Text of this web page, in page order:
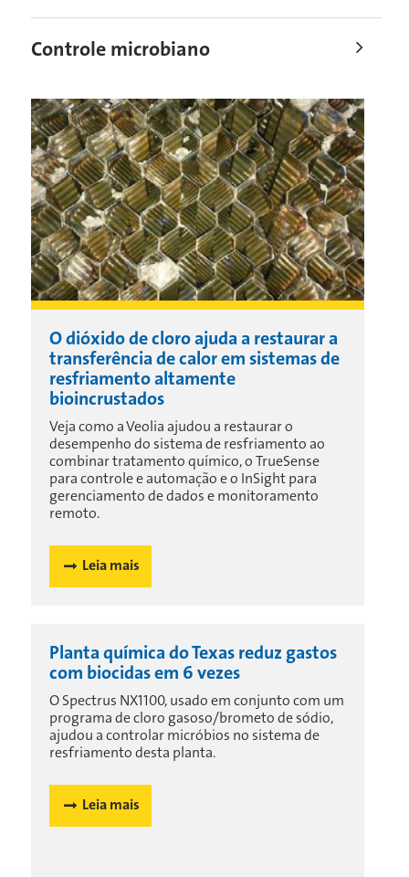
Controle microbiano
O dióxido de cloro ajuda a restaurar a
transferência de calor em sistemas de
resfriamento altamente
bioincrustados
Veja como a Veolia ajudou a restaurar o
desempenho do sistema de resfriamento ao
combinar tratamento químico, o TrueSense
para controle e automação e o InSight para
gerenciamento de dados e monitoramento
remoto.
Leia mais
Planta química do Texas reduz gastos
com biocidas em 6 vezes
O Spectrus NX1100, usado em conjunto com um
programa de cloro gasoso/brometo de sódio,
ajudou a controlar micróbios no sistema de
resfriamento desta planta.
Leia mais